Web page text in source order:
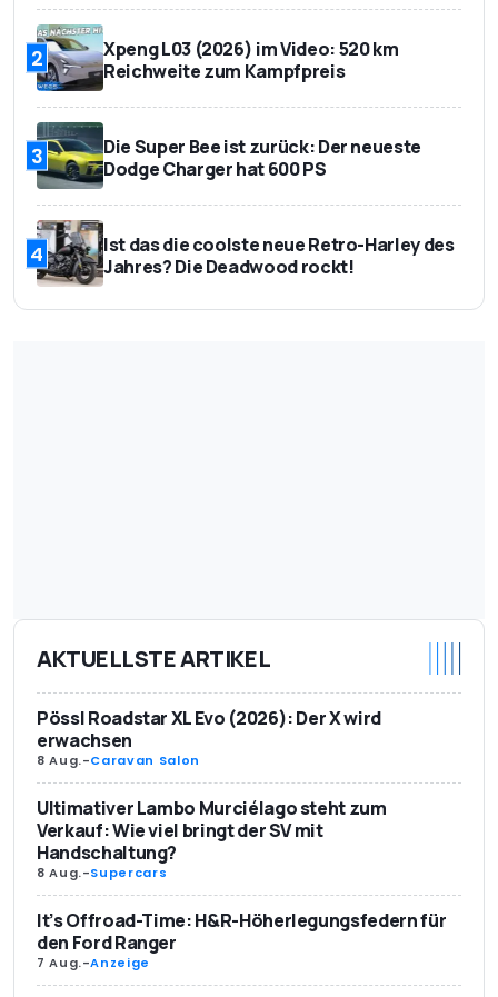
2
Xpeng L03 (2026) im Video: 520 km
Reichweite zum Kampfpreis
3
Die Super Bee ist zurück: Der neueste
Dodge Charger hat 600 PS
4
Ist das die coolste neue Retro-Harley des
Jahres? Die Deadwood rockt!
AKTUELLSTE ARTIKEL
Pössl Roadstar XL Evo (2026): Der X wird
erwachsen
8 Aug.-Caravan Salon
Ultimativer Lambo Murciélago steht zum
Verkauf: Wie viel bringt der SV mit
Handschaltung?
8 Aug.-Supercars
It’s Offroad-Time: H&R-Höherlegungsfedern für
den Ford Ranger
7 Aug.-Anzeige